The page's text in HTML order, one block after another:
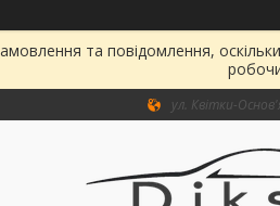
та повідомлення,
ул. Квітки-